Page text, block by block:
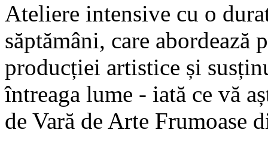
Ateliere intensive cu o
săptămâni, care abordează
producției artistice și
întreaga lume - iată ce vă
de Vară de Arte Frumoase